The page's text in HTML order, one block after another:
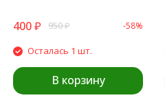
400₽ 950₽ -58%
Осталась 1 шт.
В корзину